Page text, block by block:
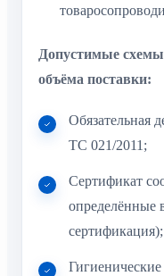
Допустимые схемы
объёма поставки:
Обязательная
ТС 021/2011;
Сертификат
определённые
сертификация);